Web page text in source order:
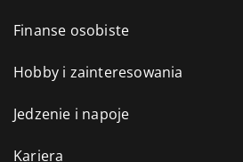
Finanse osobiste
Hobby i zainteresowania
Jedzenie i napoje
Kariera